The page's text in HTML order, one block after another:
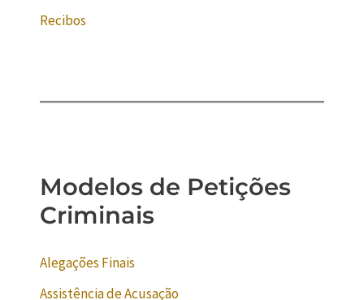
Recibos
Modelos de Petições
Criminais
Alegações Finais
Assistência de Acusação